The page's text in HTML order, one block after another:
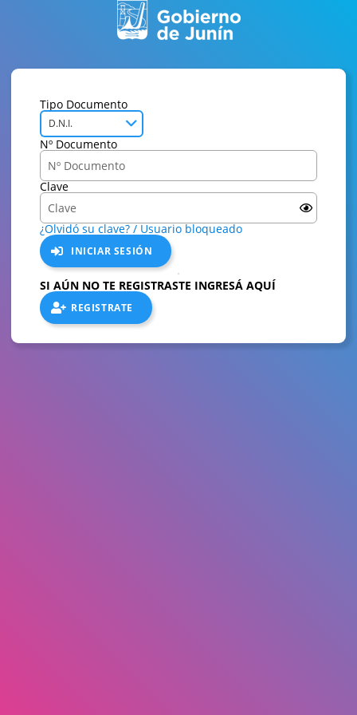
Tipo Documento
D.N.I.
Nº Documento
Clave
¿Olvidó su clave? / Usuario bloqueado
INICIAR SESIÓN
SI AÚN NO TE REGISTRASTE INGRESÁ AQUÍ
REGISTRATE